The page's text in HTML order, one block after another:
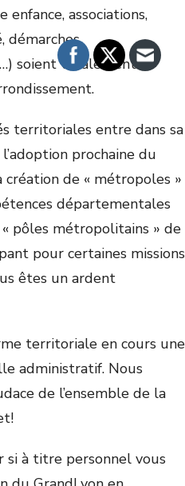
associations,
démarches
soient totalement
territoriales entre dans sa
prochaine du
de « métropoles »
départementales
pôles métropolitains » de
pour certaines missions
êtes un ardent
territoriale en cours une
administratif. Nous
de l’ensemble de la
si à titre personnel vous